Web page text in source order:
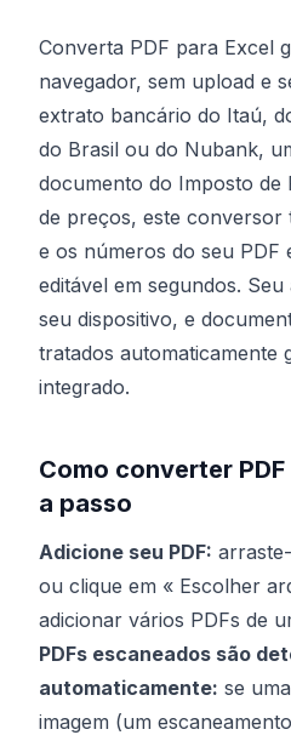
Converta PDF para Excel
navegador, sem upload e
extrato bancário do Itaú,
do Brasil ou do Nubank,
documento do Imposto de
de preços, este conversor
e os números do seu PDF
editável em segundos.
seu dispositivo, e
tratados automaticamente
integrado.
Como converter
a passo
Adicione seu PDF:
ou clique em « Escolher
adicionar vários PDFs de
PDFs escaneados são
automaticamente: se
imagem (um